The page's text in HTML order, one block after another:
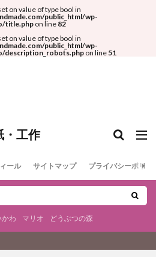
on value of type bool in
public_html/wp-
title.php on line 82
on value of type bool in
public_html/wp-
on line 51
・工作
ール サイトマップ プライバシーポリシ
かわ マリオ どうぶつの森